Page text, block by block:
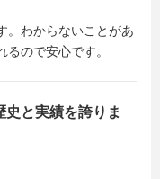
。わからないことがあ
ので安心です。
史と実績を誇りま